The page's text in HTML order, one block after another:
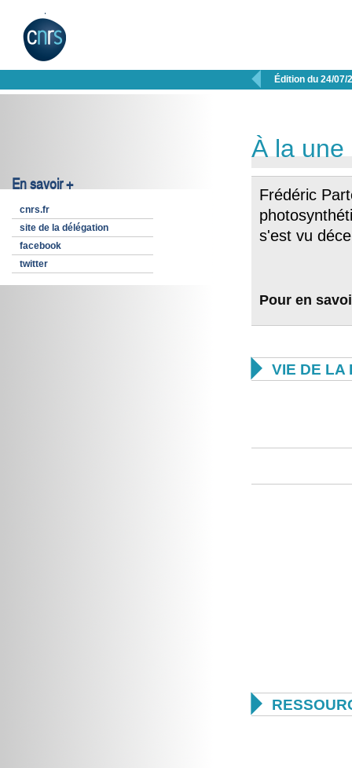
 Édition du 24/07/
En savoir +
cnrs.fr
site de la délégation
facebook
twitter
À la une
Frédéric
s'est vu
Pour en
 VIE DE LA
